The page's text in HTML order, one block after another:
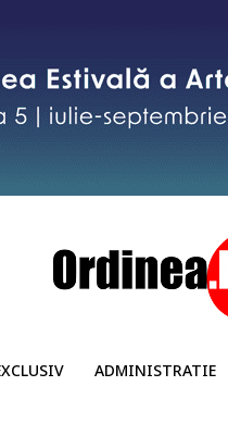
ADMINISTRATIE